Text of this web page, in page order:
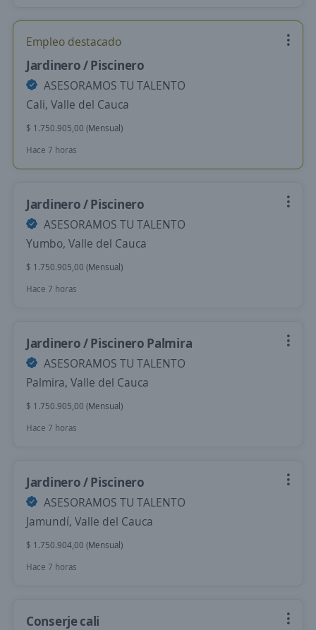
Empleo destacado
Jardinero / Piscinero
ASESORAMOS TU TALENTO
Cali, Valle del Cauca
$ 1.750.905,00 (Mensual)
Hace 7 horas
Jardinero / Piscinero
ASESORAMOS TU TALENTO
Yumbo, Valle del Cauca
$ 1.750.905,00 (Mensual)
Hace 7 horas
Jardinero / Piscinero Palmira
ASESORAMOS TU TALENTO
Palmira, Valle del Cauca
$ 1.750.905,00 (Mensual)
Hace 7 horas
Jardinero / Piscinero
ASESORAMOS TU TALENTO
Jamundí, Valle del Cauca
$ 1.750.904,00 (Mensual)
Hace 7 horas
Conserje cali